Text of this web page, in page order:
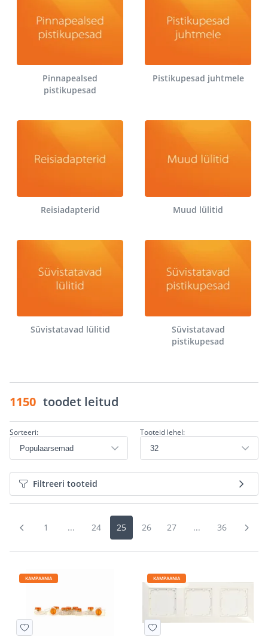
Pinnapealsed
pistikupesad
Pistikupesad juhtmele
Reisiadapterid Muud lülitid
Süvistatavad lülitid
Süvistatavad
pistikupesad
1150 toodet leitud
Sorteeri: Tooteid lehel:
Filtreeri tooteid
1 ... 24 25 26 27 ... 36
KAMPAANIA KAMPAANIA